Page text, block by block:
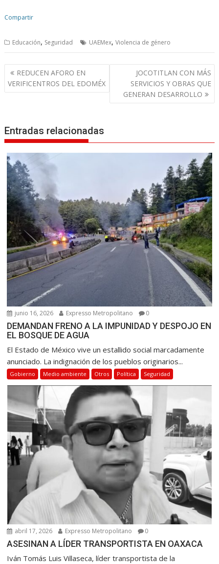
Compartir
Educación, Seguridad UAEMex,Violencia de género
N
a
v
a
c
i
ó
n
d
e
e
n
t
r
a
d
s
REDUCEN AFORO EN
VERIFICENTROS DEL EDOMÉX
JOCOTITLAN CON MÁS
SERVICIOS Y OBRAS QUE
GENERAN DESARROLLO
Entradas relacionadas
junio 16, 2026 Expresso Metropolitano 0
DEMANDAN FRENO A LA IMPUNIDAD Y DESPOJO EN
EL BOSQUE DE AGUA
El Estado de México vive un estallido social marcadamente
anunciado. La indignación de los pueblos originarios...
Gobierno Medio ambiente Otros Política Seguridad
abril 17, 2026 Expresso Metropolitano 0
ASESINAN A LÍDER TRANSPORTISTA EN OAXACA
Iván Tomás Luis Villaseca, líder transportista de la